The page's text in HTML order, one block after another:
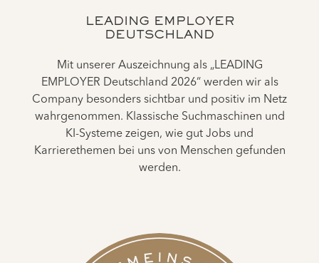
LEADING EMPLOYER
DEUTSCHLAND
Mit unserer Auszeichnung als „LEADING
EMPLOYER Deutschland 2026“ werden wir als
Company besonders sichtbar und positiv im Netz
wahrgenommen. Klassische Suchmaschinen und
KI-Systeme zeigen, wie gut Jobs und
Karrierethemen bei uns von Menschen gefunden
werden.